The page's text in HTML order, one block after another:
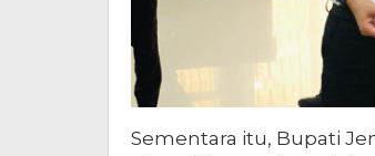
Sementara itu, Bupati